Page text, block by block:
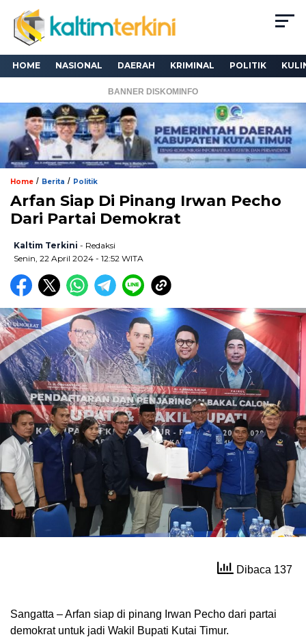
HOME NASIONAL DAERAH KRIMINAL POLITIK
BANNER DISKOMINFO
Home / Berita / Politik
Arfan Siap Di Pinang Irwan Pecho
Dari Partai Demokrat
Kaltim Terkini - Redaksi
Senin, 22 April 2024 - 12:52 WITA
Dibaca 137
Sangatta – Arfan siap di pinang Irwan Pecho dari partai
demokrat untuk jadi Wakil Bupati Kutai Timur.